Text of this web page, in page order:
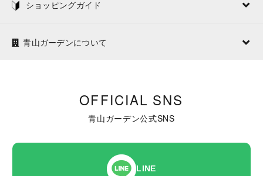
ショッピングガイド
青山ガーデンについて
OFFICIAL SNS
青山ガーデン公式SNS
LINE